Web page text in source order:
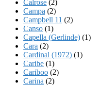
Calrose (2)
Campa (2)
Campbell 11 (2)
Canso (1)
Capella (Gerlinde) (1)
Cara (2)
Cardinal (1972) (1)
Caribe (1)
Cariboo (2)
Carina (2)